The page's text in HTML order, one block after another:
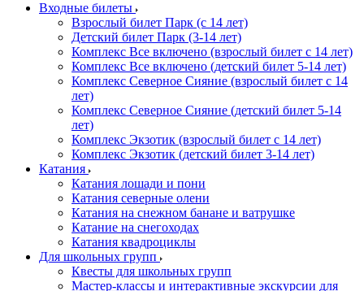
Входные билеты
Взрослый билет Парк (с 14 лет)
Детский билет Парк (3-14 лет)
Комплекс Все включено (взрослый билет с 14 лет)
Комплекс Все включено (детский билет 5-14 лет)
Комплекс Северное Сияние (взрослый билет с 14
лет)
Комплекс Северное Сияние (детский билет 5-14
лет)
Комплекс Экзотик (взрослый билет с 14 лет)
Комплекс Экзотик (детский билет 3-14 лет)
Катания
Катания лошади и пони
Катания северные олени
Катания на снежном банане и ватрушке
Катание на снегоходах
Катания квадроциклы
Для школьных групп
Квесты для школьных групп
Мастер-классы и интерактивные экскурсии для